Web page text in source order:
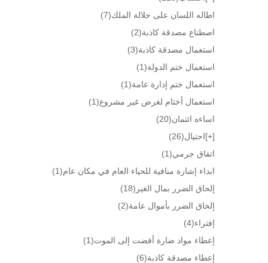
اطاله اللسان على جلالة الملك(7)
اصطناع مصدقة كاذبة(2)
استعمال مصدقة كاذبة(3)
استعمال ختم الدولة(1)
استعمال ختم إدارة عامة(1)
استعمال أختام لغرض غير مشروع(1)
اساءه ائتمان(20)
[+]احتيال(26)
اتفاق جرمي(1)
ابداء إشارة منافية للحياء العام في مكان عام(1)
إلحاق الضرر بمال الغير (18)
إلحاق الضرر بأموال عامة(2)
إفتراء(4)
إعطاء مواد ضارة أفضت إلى الموت(1)
إعطاء مصدقة كاذبة(6)